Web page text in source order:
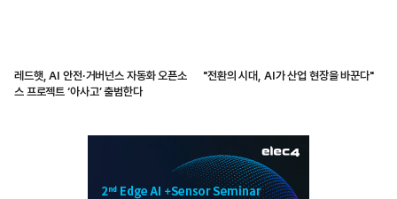
레드햇, AI 안전·거버넌스 자동화 오픈소
스 프로젝트 ‘아사고’ 출범한다
"전환의 시대, AI가 산업 현장을 바꾼다"